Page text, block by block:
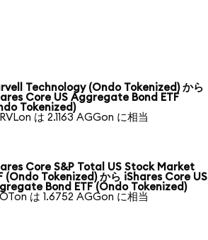
Technology (Ondo Tokenized) から
Core US Aggregate Bond ETF
Tokenized)
は 2.1163 AGGon に相当
Core S&P Total US Stock Market
(Ondo Tokenized) から iShares Core US
Bond ETF (Ondo Tokenized)
は 1.6752 AGGon に相当